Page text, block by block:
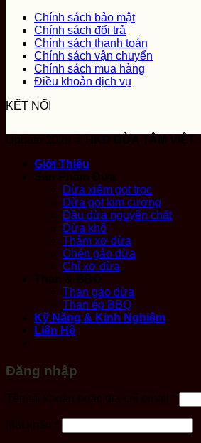
Chính sách bảo mật
Chính sách đổi trả
Chính sách thanh toán
Chính sách vận chuyển
Chính sách mua hàng
Điều khoản dịch vụ
KẾT NỐI
Update 2026 ©
HKD DỪA TÂM VIỆT
Giới Thiệu
Sản Phẩm Dừa
Dừa xiêm gọt trọc
Dừa gọt kim cương
Dầu dừa nguyên chất
Dừa khô
Thảm xơ dừa
Chén gáo dừa
Chỉ xơ dừa
Than & BBQ
Than gáo dừa
Than ép BBQ
Kỹ Năng & Kinh Nghiệm
Liên Hệ
Đăng nhập
Tên tài khoản hoặc địa chỉ email *
buộc
Mật khẩu *
buộc